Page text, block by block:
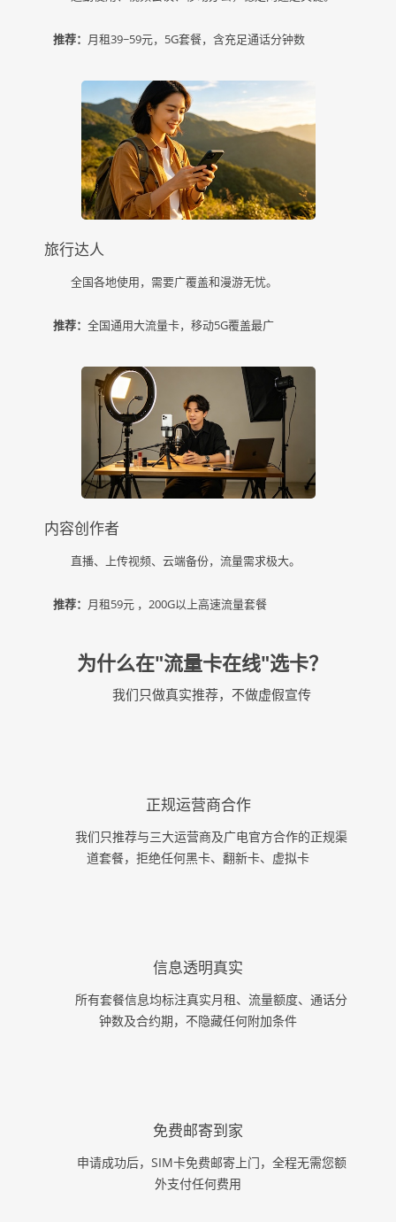
推荐： 月租39~59元，5G套餐，含充足通话分钟数
旅行达人
全国各地使用，需要广覆盖和漫游无忧。
推荐： 全国通用大流量卡，移动5G覆盖最广
内容创作者
直播、上传视频、云端备份，流量需求极大。
推荐： 月租59元 ，200G以上高速流量套餐
为什么在"流量卡在线"选卡？
我们只做真实推荐，不做虚假宣传
正规运营商合作
我们只推荐与三大运营商及广电官方合作的正规渠
道套餐，拒绝任何黑卡、翻新卡、虚拟卡
信息透明真实
所有套餐信息均标注真实月租、流量额度、通话分
钟数及合约期，不隐藏任何附加条件
免费邮寄到家
申请成功后，SIM卡免费邮寄上门，全程无需您额
外支付任何费用